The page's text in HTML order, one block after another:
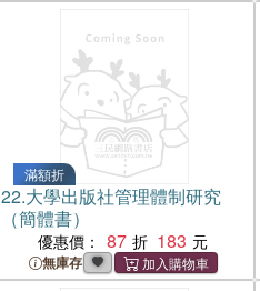
滿額折
22.大學出版社管理體制研究
（簡體書）
優惠價： 87 183
無庫存